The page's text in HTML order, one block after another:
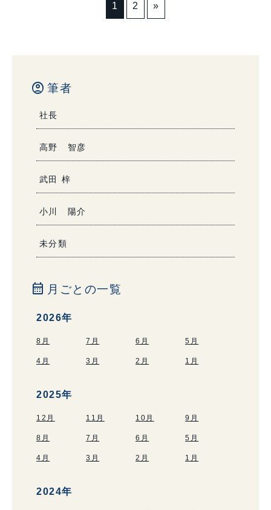
1 2 »
account_circle 筆者
社長
高野 智彦
武田 梓
小川 陽介
未分類
calendar_month 月ごとの一覧
2026年
8月 7月 6月 5月
4月 3月 2月 1月
2025年
12月 11月 10月 9月
8月 7月 6月 5月
4月 3月 2月 1月
2024年